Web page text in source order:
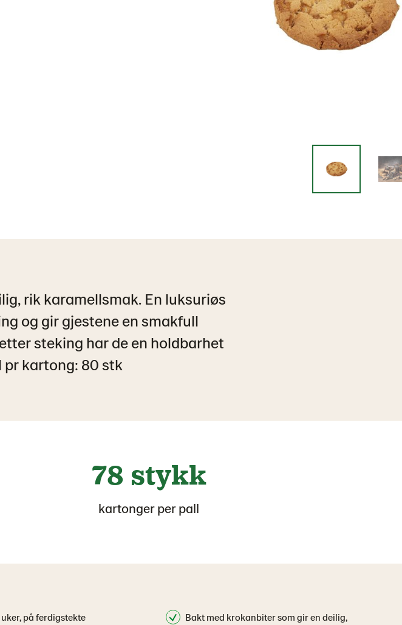
rik karamellsmak. En luksuriøs
og gir gjestene en smakfull
steking har de en holdbarhet
pr kartong: 80 stk
78 stykk
kartonger per pall
på ferdigstekte
Bakt med krokanbiter som gir en deilig,